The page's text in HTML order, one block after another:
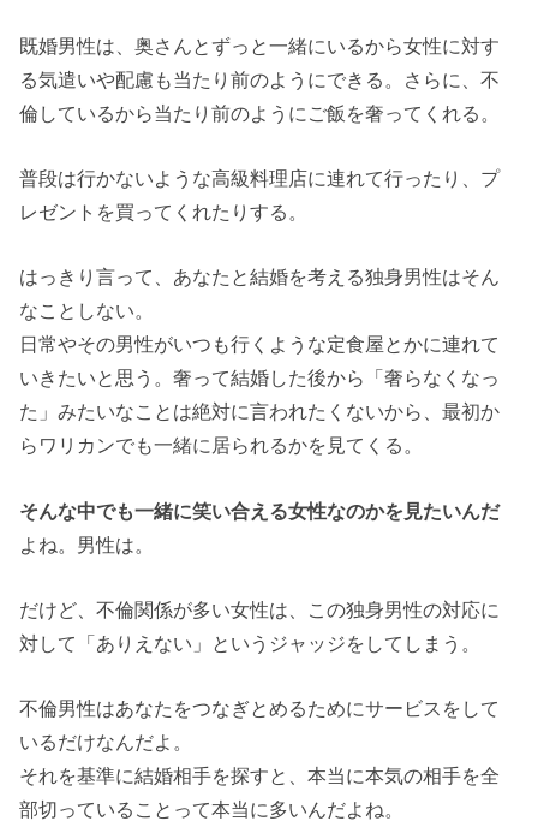
既婚男性は、奥さんとずっと一緒にいるから女性に対す
る気遣いや配慮も当たり前のようにできる。さらに、不
倫しているから当たり前のようにご飯を奢ってくれる。
普段は行かないような高級料理店に連れて行ったり、プ
レゼントを買ってくれたりする。
はっきり言って、あなたと結婚を考える独身男性はそん
なことしない。
日常やその男性がいつも行くような定食屋とかに連れて
いきたいと思う。奢って結婚した後から「奢らなくなっ
た」みたいなことは絶対に言われたくないから、最初か
らワリカンでも一緒に居られるかを見てくる。
そんな中でも一緒に笑い合える女性なのかを見たいんだ
よね。男性は。
だけど、不倫関係が多い女性は、この独身男性の対応に
対して「ありえない」というジャッジをしてしまう。
不倫男性はあなたをつなぎとめるためにサービスをして
いるだけなんだよ。
それを基準に結婚相手を探すと、本当に本気の相手を全
部切っていることって本当に多いんだよね。